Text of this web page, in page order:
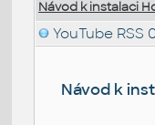
Návod k instalaci
YouTube RSS
Návod k